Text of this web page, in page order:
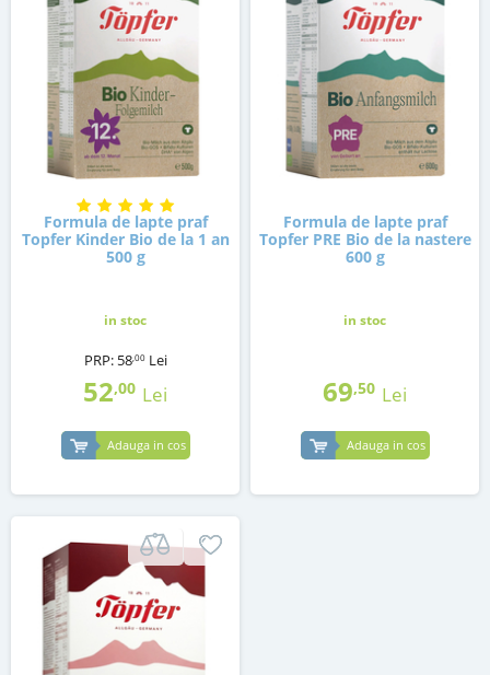
Formula de lapte praf
Topfer Kinder Bio de la 1 an
500 g
in stoc
PRP: 58,00 Lei
52,00 Lei
Adauga in cos
Formula de lapte praf
Topfer PRE Bio de la nastere
600 g
in stoc
69,50 Lei
Adauga in cos